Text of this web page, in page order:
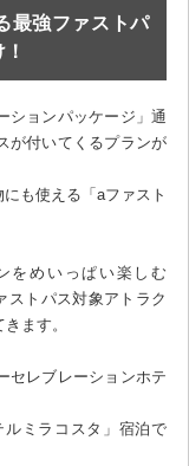
最強ファストパ
ションパッケージ」通
が付いてくるプランが
も使える「aファスト
をめいっぱい楽しむ
ストパス対象アトラク
ます。
セレブレーションホテ
ミラコスタ」宿泊で